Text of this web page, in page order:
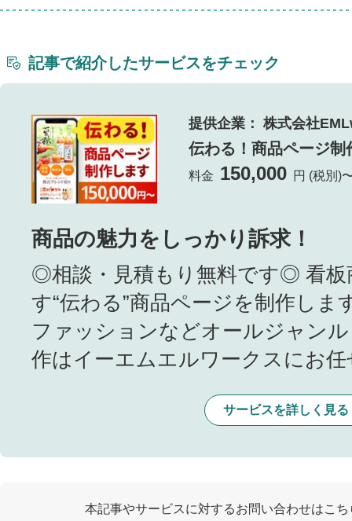
記事で紹介したサービスをチェック
提供企業： 株式会社
伝わる！商品ページ制
料金 150,000 円 (税別)
商品の魅力をしっかり訴求！
◎相談・見積もり無料です◎ 看板
す“伝わる”商品ページを制作しま
ファッションなどオールジャン
作はイーエムエルワークスにお
サービスを詳しく見る
本記事やサービスに対するお問い合わせはこ